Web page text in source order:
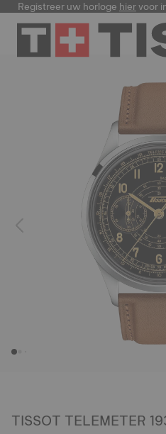
Registreer uw horlogehiervoor
TISSOT TELEMETER